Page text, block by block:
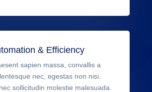
& Efficiency
sapien massa, convallis a
nec, egestas non nisi.
sollicitudin molestie malesuada.